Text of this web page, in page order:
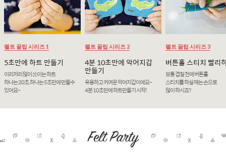
펠트 꿀팁 시리즈 1
5초만에 하트 만들기
이리저리 많이 쓰이는 하트
하나는 20초, 하나는 5초만에 만들수
있어요~
펠트 꿀팁 시리즈 2
4분 10초만에 악어지갑
만들기
유용하고 귀여운 악어지갑이에요~
4분 10초만에 하트만들기 시작!
펠트 꿀팁 시리즈 3
버튼홀 스티치 빨리
보통 겹칠 천에 버튼홀
스티치를 하실 때는 손으로
많이 하시죠?